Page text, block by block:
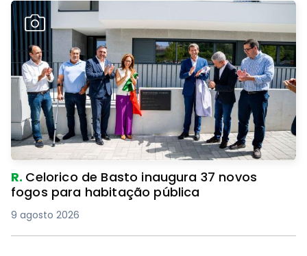
R. Celorico de Basto inaugura 37 novos
fogos para habitação pública
9 agosto 2026